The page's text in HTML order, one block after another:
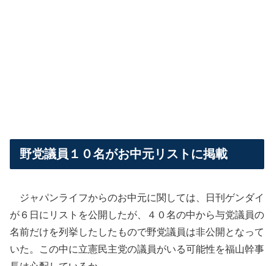
野党議員１０名がお中元リストに掲載
ジャパンライフからのお中元に関しては、日刊ゲンダイ
が６日にリストを公開したが、４０名の中から与党議員の
名前だけを列挙したしたもので野党議員は非公開となって
いた。この中に立憲民主党の議員がいる可能性を福山幹事